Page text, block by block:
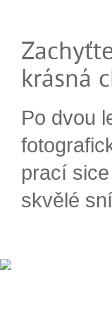
krásná
Po dvou
prací
skvělé